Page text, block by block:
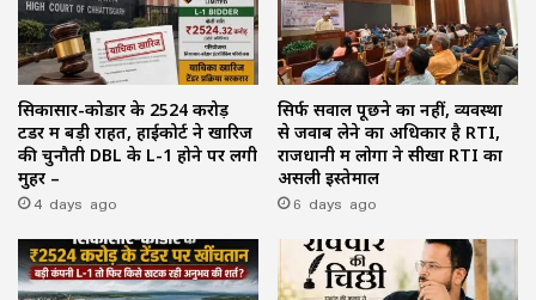
सिकासार-कोडार के ₹2524 करोड़
टेंडर में बड़ी राहत, हाईकोर्ट ने खारिज
की चुनौती DBL के L-1 होने पर लगी
मुहर –
4 days ago
सिर्फ सवाल पूछने का नहीं, व्यवस्था
से जवाब लेने का अधिकार है RTI,
राजधानी में लोगों ने सीखा RTI का
असली इस्तेमाल
6 days ago